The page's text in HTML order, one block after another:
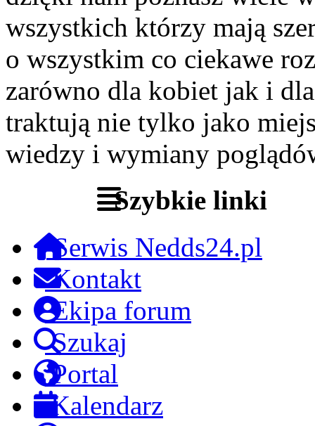
wszystkich którzy mają
o wszystkim co ciekawe
zarówno dla kobiet jak i
traktują nie tylko jako
wiedzy i wymiany
Szybkie linki
Serwis Nedds24.pl
Kontakt
Ekipa forum
Szukaj
Portal
Kalendarz